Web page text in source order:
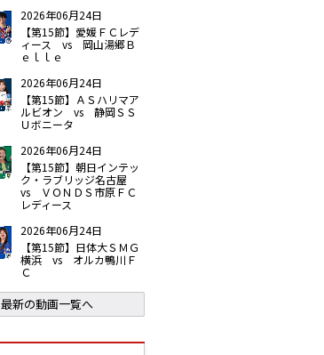
2026年06月24日
【第15節】愛媛ＦＣレデ
ィース vs 岡山湯郷Ｂ
ｅｌｌｅ
2026年06月24日
【第15節】ＡＳハリマア
ルビオン vs 静岡ＳＳ
Ｕボニータ
2026年06月24日
【第15節】朝日インテッ
ク・ラブリッジ名古屋
vs ＶＯＮＤＳ市原ＦＣ
レディース
2026年06月24日
【第15節】日体大ＳＭＧ
横浜 vs オルカ鴨川Ｆ
Ｃ
最新の動画一覧へ